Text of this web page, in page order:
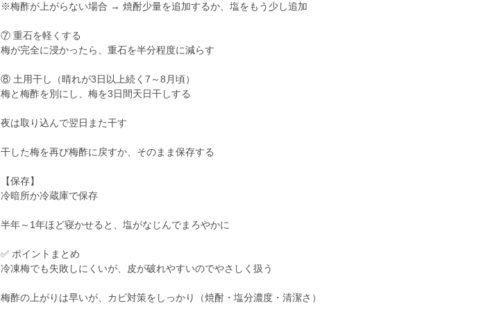
※梅酢が上がらない場合 → 焼酎少量を追加するか、塩をもう少し追加
⑦ 重石を軽くする
梅が完全に浸かったら、重石を半分程度に減らす
⑧ 土用干し（晴れが3日以上続く7～8月頃）
梅と梅酢を別にし、梅を3日間天日干しする
夜は取り込んで翌日また干す
干した梅を再び梅酢に戻すか、そのまま保存する
【保存】
冷暗所か冷蔵庫で保存
半年～1年ほど寝かせると、塩がなじんでまろやかに
✅ ポイントまとめ
冷凍梅でも失敗しにくいが、皮が破れやすいのでやさしく扱う
梅酢の上がりは早いが、カビ対策をしっかり（焼酎・塩分濃度・清潔さ）